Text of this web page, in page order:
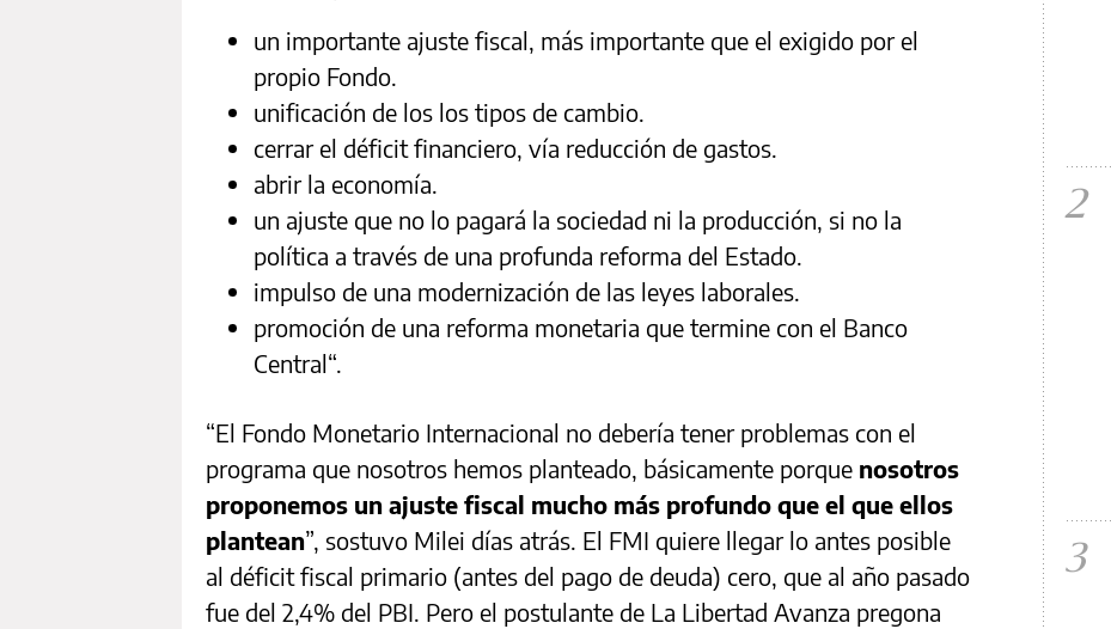
un importante ajuste fiscal, más importante que el exigido por el
propio Fondo.
unificación de los los tipos de cambio.
cerrar el déficit financiero, vía reducción de gastos.
abrir la economía.
un ajuste que no lo pagará la sociedad ni la producción, si no la
política a través de una profunda reforma del Estado.
impulso de una modernización de las leyes laborales.
promoción de una reforma monetaria que termine con el Banco
Central“.
“El Fondo Monetario Internacional no debería tener problemas con el
programa que nosotros hemos planteado, básicamente porque nosotros
proponemos un ajuste fiscal mucho más profundo que el que ellos
plantean”, sostuvo Milei días atrás. El FMI quiere llegar lo antes posible
al déficit fiscal primario (antes del pago de deuda) cero, que al año pasado
fue del 2,4% del PBI. Pero el postulante de La Libertad Avanza pregona
2
3